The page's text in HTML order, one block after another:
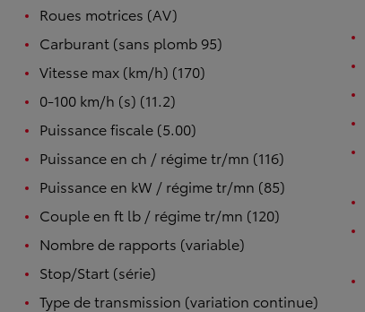
Roues motrices (AV)
Carburant (sans plomb 95)
Vitesse max (km/h) (170)
0-100 km/h (s) (11.2)
Puissance fiscale (5.00)
Puissance en ch / régime tr/mn (116)
Puissance en kW / régime tr/mn (85)
Couple en ft lb / régime tr/mn (120)
Nombre de rapports (variable)
Stop/Start (série)
Type de transmission (variation continue)